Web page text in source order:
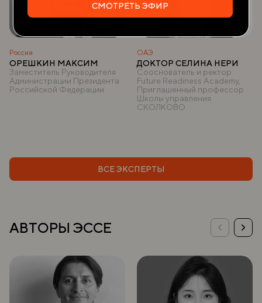
Перспективы развития устойчивого туризма для
улучшения качества городской среды.
Россия
ОРЕШКИН МАКСИМ
Заместитель Руководителя
Администрации Президента
Российской Федерации
ОАЭ
ДОКТОР СЕЛИНА НЕРИ
Сооснователь и ректор
Future Readiness Academy,
Приглашенный профессор
Школы управления
СКОЛКОВО
ВСЕ ЭКСПЕРТЫ
АВТОРЫ ЭССЕ
СМОТРЕТЬ ЭФИР